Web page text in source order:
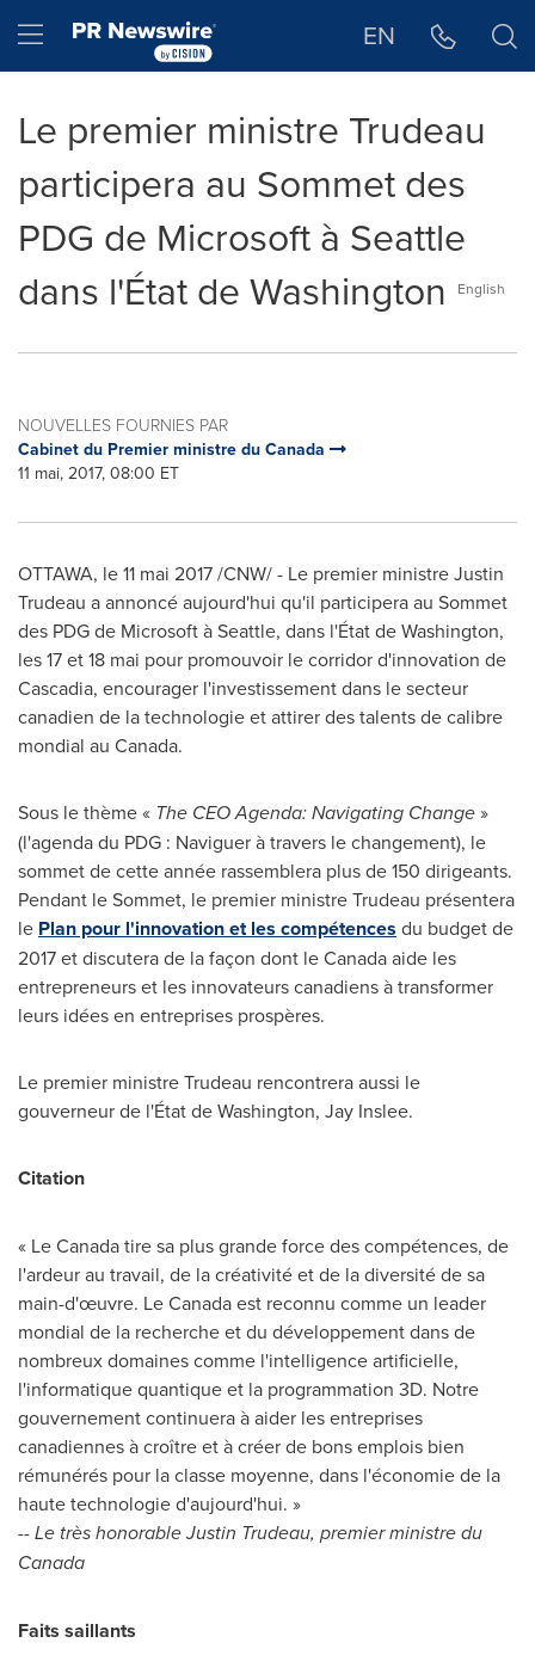
Hamburger menu EN
Le premier ministre Trudeau
participera au Sommet des
PDG de Microsoft à Seattle
dans l'État de Washington
English
NOUVELLES FOURNIES PAR
Cabinet du Premier ministre du Canada
11 mai, 2017, 08:00 ET
OTTAWA, le 11 mai 2017 /CNW/ - Le premier ministreJustin
Trudeau a annoncé aujourd'hui qu'il participera au Sommet
des PDG de Microsoft àSeattle, dans l'État deWashington,
les 17 et 18 mai pour promouvoir le corridor d'innovation de
Cascadia, encourager l'investissement dans le secteur
canadien de la technologie et attirer des talents de calibre
mondial au Canada.
Sous le thème « The CEO Agenda: Navigating Change»
(l'agenda du PDG : Naviguer à travers le changement), le
sommet de cette année rassemblera plus de 150 dirigeants.
Pendant le Sommet, le premier ministre Trudeau présentera
le Plan pour l'innovation et les compétences du budget de
2017 etdiscutera de la façon dont le Canada aide les
entrepreneurs et les innovateurs canadiens à transformer
leurs idées en entreprises prospères.
Le premier ministre Trudeau rencontrera aussi le
gouverneur de l'État deWashington, Jay Inslee.
Citation
« Le Canada tire sa plus grande force des compétences, de
l'ardeur au travail, de la créativité et de la diversité de sa
main-d'œuvre. Le Canadaest reconnu comme un leader
mondial de la recherche et du développement dans de
nombreux domaines comme l'intelligence artificielle,
l'informatique quantique et la programmation 3D. Notre
gouvernement continuera à aider les entreprises
canadiennes à croître et à créer de bons emplois bien
rémunérés pour la classe moyenne, dans l'économie de la
haute technologie d'aujourd'hui. »
-- Le très honorableJustin Trudeau, premier ministre du
Canada
Faits saillants